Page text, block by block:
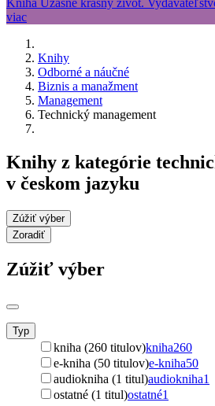
Knihy
Odborné a náučné
Biznis a manažment
Management
Technický management
Knihy z kategórie
v českom jazyku
Zúžiť výber
Zoradiť
Zúžiť výber
Typ
kniha (260 titulov)kniha260
e-kniha (50 titulov)e-kniha50
audiokniha (1 titul)audiokniha1
ostatné (1 titul)ostatné1